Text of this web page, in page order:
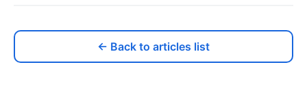
← Back to articles list